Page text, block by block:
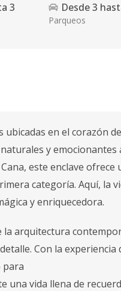
3 Desde3
Parqueos
en el corazón
y emocionantes
este enclave
categoría. Aquí, la
y enriquecedora.
arquitectura
Con la
para
una vida llena de